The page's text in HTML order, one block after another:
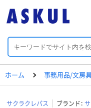
ホーム 事務用品/文房
サクラクレパス ブランド：